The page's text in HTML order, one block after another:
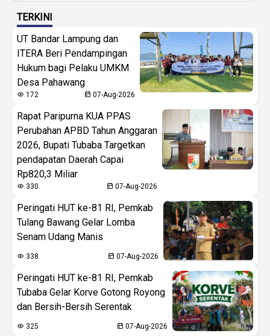
TERKINI
UT Bandar Lampung dan
ITERA Beri Pendampingan
Hukum bagi Pelaku UMKM
Desa Pahawang
172 07-Aug-2026
Rapat Paripurna KUA PPAS
Perubahan APBD Tahun Anggaran
2026, Bupati Tubaba Targetkan
pendapatan Daerah Capai
Rp820,3 Miliar
330 07-Aug-2026
Peringati HUT ke-81 RI, Pemkab
Tulang Bawang Gelar Lomba
Senam Udang Manis
338 07-Aug-2026
Peringati HUT ke-81 RI, Pemkab
Tubaba Gelar Korve Gotong Royong
dan Bersih-Bersih Serentak
325 07-Aug-2026